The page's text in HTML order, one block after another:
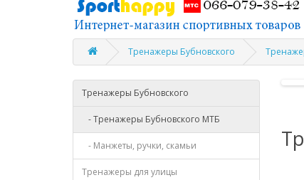
Тренажеры Бубновского
Тренажеры Бубновского
- Тренажеры Бубновского МТБ
- Манжеты, ручки, скамьи
Тренажеры для улицы